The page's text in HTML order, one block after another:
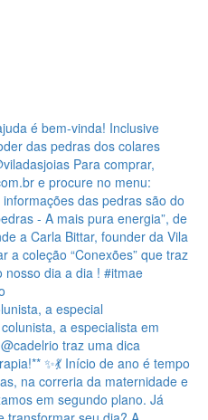
a especial